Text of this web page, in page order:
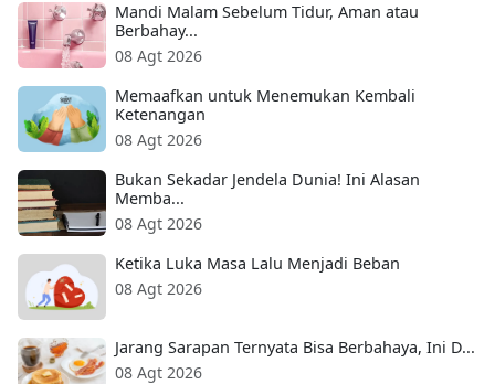
Mandi Malam Sebelum Tidur, Aman atau
Berbahay...
08 Agt 2026
Memaafkan untuk Menemukan Kembali
Ketenangan
08 Agt 2026
Bukan Sekadar Jendela Dunia! Ini Alasan
Memba...
08 Agt 2026
Ketika Luka Masa Lalu Menjadi Beban
08 Agt 2026
Jarang Sarapan Ternyata Bisa Berbahaya, Ini D...
08 Agt 2026